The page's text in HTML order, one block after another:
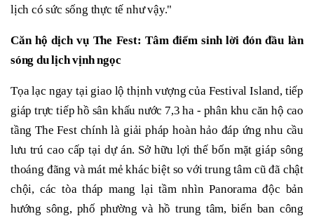
lịch có sức sống thực tế như vậy."
Căn hộ dịch vụ The Fest: Tâm điểm sinh lời đón đầu làn
sóng du lịch vịnh ngọc
Tọa lạc ngay tại giao lộ thịnh vượng của Festival Island, tiếp
giáp trực tiếp hồ sân khấu nước 7,3 ha - phân khu căn hộ cao
tầng The Fest chính là giải pháp hoàn hảo đáp ứng nhu cầu
lưu trú cao cấp tại dự án. Sở hữu lợi thế bốn mặt giáp sông
thoáng đãng và mát mẻ khác biệt so với trung tâm cũ đã chật
chội, các tòa tháp mang lại tầm nhìn Panorama độc bản
hướng sông, phố phường và hồ trung tâm, biến ban công